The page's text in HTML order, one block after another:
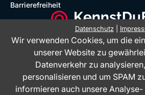
Barrierefreiheit
Datenschutz|
Wir verwenden Cookies, um die
unserer Website zu
Datenverkehr zu
personalisieren und um SPAM
informieren auch unsere